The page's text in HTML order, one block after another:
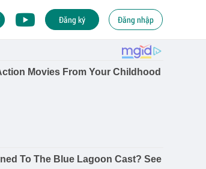
Đăng ký Đăng nhập